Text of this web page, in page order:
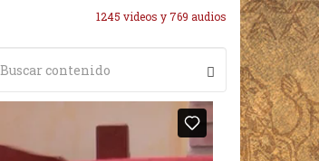
1245 videos y 769 audios